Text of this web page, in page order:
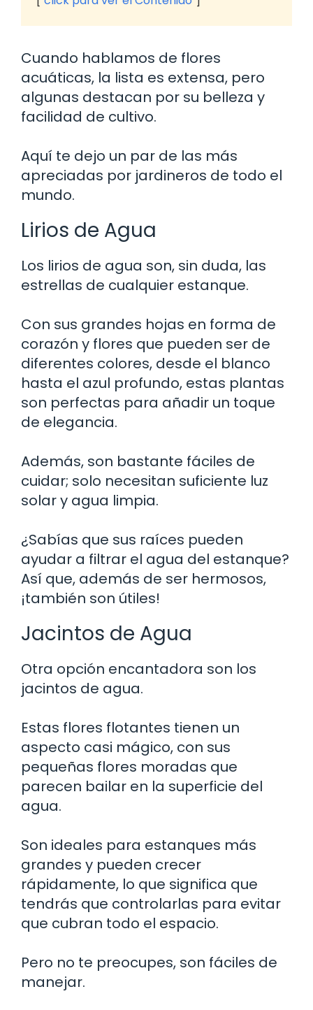
Cuando hablamos de flores
acuáticas, la lista es extensa, pero
algunas destacan por su belleza y
facilidad de cultivo.
Aquí te dejo un par de las más
apreciadas por jardineros de todo el
mundo.
Lirios de Agua
Los lirios de agua son, sin duda, las
estrellas de cualquier estanque.
Con sus grandes hojas en forma de
corazón y flores que pueden ser de
diferentes colores, desde el blanco
hasta el azul profundo, estas plantas
son perfectas para añadir un toque
de elegancia.
Además, son bastante fáciles de
cuidar; solo necesitan suficiente luz
solar y agua limpia.
¿Sabías que sus raíces pueden
ayudar a filtrar el agua del estanque?
Así que, además de ser hermosos,
¡también son útiles!
Jacintos de Agua
Otra opción encantadora son los
jacintos de agua.
Estas flores flotantes tienen un
aspecto casi mágico, con sus
pequeñas flores moradas que
parecen bailar en la superficie del
agua.
Son ideales para estanques más
grandes y pueden crecer
rápidamente, lo que significa que
tendrás que controlarlas para evitar
que cubran todo el espacio.
Pero no te preocupes, son fáciles de
manejar.